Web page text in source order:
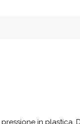
in plastica.